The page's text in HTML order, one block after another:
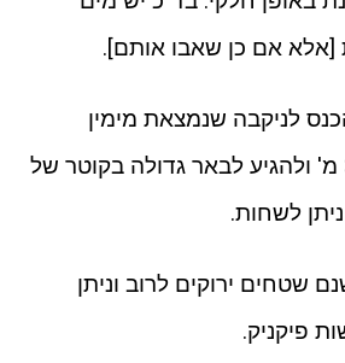
[אלא אם כן שאבו אותם].
לניקבה שנמצאת מימין
למבנה, לזחול כ 30 מ' ולהגיע לבאר גדולה בקוטר של
שטחים ירוקים לרוב וניתן
פיקניק.